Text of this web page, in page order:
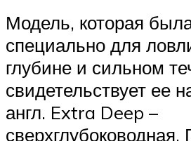
Модель, которая
специально для
глубине и сильном
свидетельствует ее
англ. Extra Deep –
сверхглубоководная.